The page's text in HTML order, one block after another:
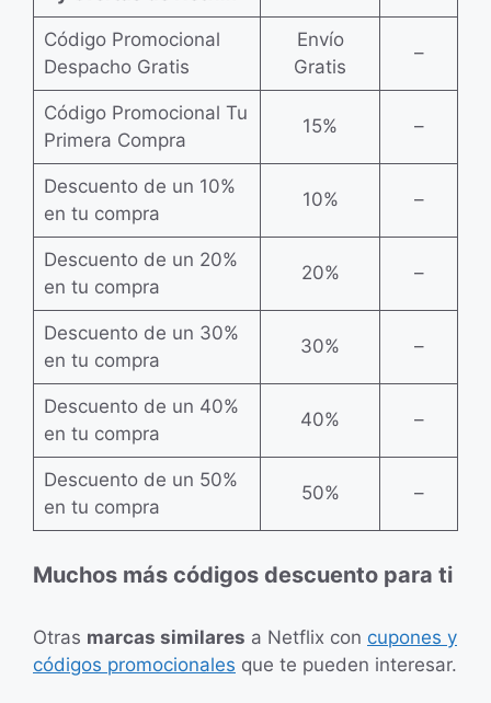
Código Promocional
Despacho Gratis
Envío
Gratis
–
Código Promocional Tu
Primera Compra
15% –
Descuento de un 10%
en tu compra
10% –
Descuento de un 20%
en tu compra
20% –
Descuento de un 30%
en tu compra
30% –
Descuento de un 40%
en tu compra
40% –
Descuento de un 50%
en tu compra
50% –
Muchos más códigos descuento para ti
Otras marcas similares a Netflix con cupones y
códigos promocionales que te pueden interesar.